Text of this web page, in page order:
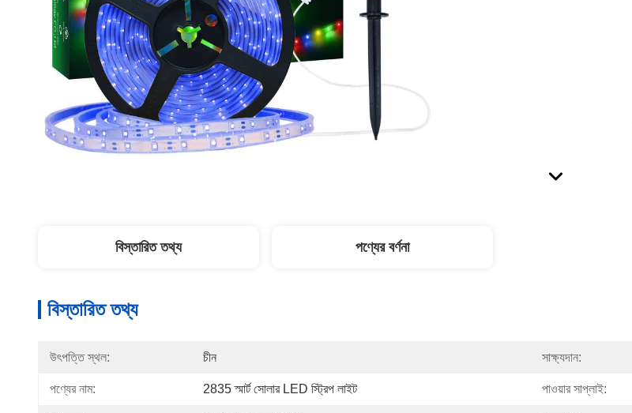
বিস্তারিত তথ্য পণ্যের বর্ণনা
বিস্তারিত তথ্য
উৎপত্তি স্থল: চীন সাক্ষ্যদান:
পণ্যের নাম: 2835 স্মার্ট সোলার LED স্ট্রিপ লাইট পাওয়ার সাপ্লাই: